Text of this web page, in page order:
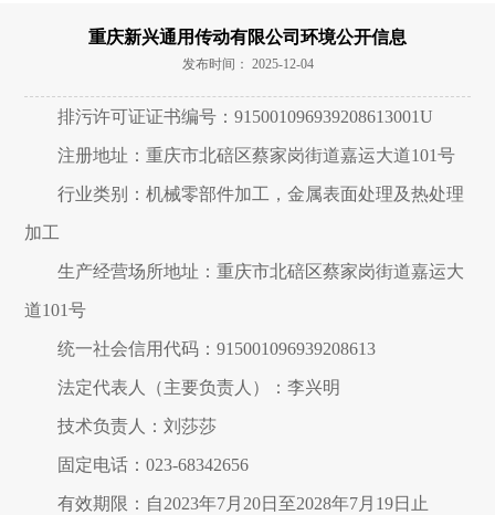
重庆新兴通用传动有限公司环境公开信息
发布时间： 2025-12-04
排污许可证证书编号：915001096939208613001U
注册地址：重庆市北碚区蔡家岗街道嘉运大道101号
行业类别：机械零部件加工，金属表面处理及热处理
加工
生产经营场所地址：重庆市北碚区蔡家岗街道嘉运大
道101号
统一社会信用代码：915001096939208613
法定代表人（主要负责人）：李兴明
技术负责人：刘莎莎
固定电话：023-68342656
有效期限：自2023年7月20日至2028年7月19日止